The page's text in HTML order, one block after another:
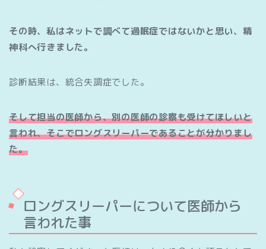
その時、私はネットで調べて過眠症ではないかと思い、精
神科へ行きました。
診断結果は、統合失調症でした。
そして担当の医師から、別の医師の診察も受けてほしいと
言われ、そこでロングスリーパーであることが分かりまし
た。
ロングスリーパーについて医師から
言われた事